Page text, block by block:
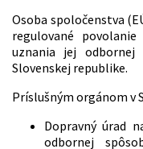
Osoba spoločenstva
regulované
uznania jej odbornej
Slovenskej republike.
Príslušným orgánom v
Dopravný úrad
odbornej